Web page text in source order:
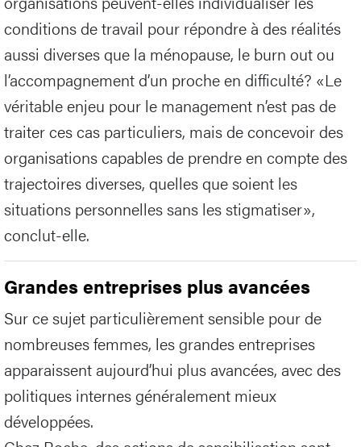
conditions de travail pour répondre à des réalités
aussi diverses que la ménopause, le burn out ou
l’accompagnement d’un proche en difficulté? «Le
véritable enjeu pour le management n’est pas de
traiter ces cas particuliers, mais de concevoir des
organisations capables de prendre en compte des
trajectoires diverses, quelles que soient les
situations personnelles sans les stigmatiser»,
conclut-elle.
Grandes entreprises plus avancées
Sur ce sujet particulièrement sensible pour de
nombreuses femmes, les grandes entreprises
apparaissent aujourd’hui plus avancées, avec des
politiques internes généralement mieux
développées.